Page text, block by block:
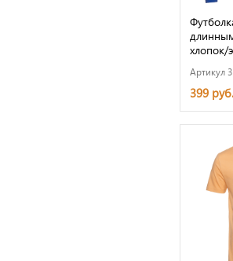
хлопок/
Артикул
399 руб.